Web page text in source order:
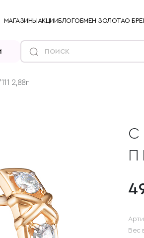
МАГАЗИНЫАКЦИИБЛОГОБМЕН ЗОЛОТАО
2,88г
Вес